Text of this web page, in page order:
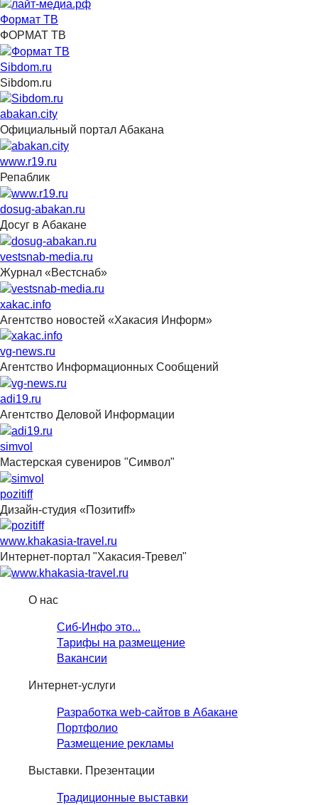
Формат ТВ
ФОРМАТ ТВ
Sibdom.ru
Sibdom.ru
abakan.city
Официальный портал Абакана
www.r19.ru
Репаблик
dosug-abakan.ru
Досуг в Абакане
vestsnab-media.ru
Журнал «Вестснаб»
xakac.info
Агентство новостей «Хакасия Информ»
vg-news.ru
Агентство Информационных Сообщений
adi19.ru
Агентство Деловой Информации
simvol
Мастерская сувениров "Символ"
pozitiff
Дизайн-студия «Позитиff»
www.khakasia-travel.ru
Интернет-портал "Хакасия-Тревел"
О нас
Сиб-Инфо это...
Тарифы на размещение
Вакансии
Интернет-услуги
Разработка web-сайтов в Абакане
Портфолио
Размещение рекламы
Выставки. Презентации
Традиционные выставки